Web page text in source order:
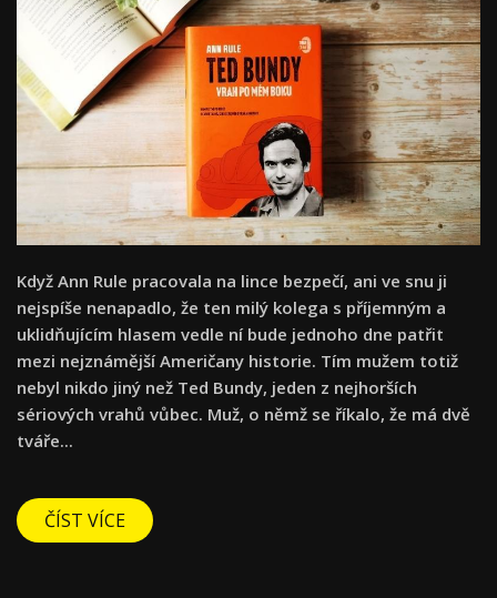
Když Ann Rule pracovala na lince bezpečí, ani ve snu ji
nejspíše nenapadlo, že ten milý kolega s příjemným a
uklidňujícím hlasem vedle ní bude jednoho dne patřit
mezi nejznámější Američany historie. Tím mužem totiž
nebyl nikdo jiný než Ted Bundy, jeden z nejhorších
sériových vrahů vůbec. Muž, o němž se říkalo, že má dvě
tváře...
ČÍST VÍCE